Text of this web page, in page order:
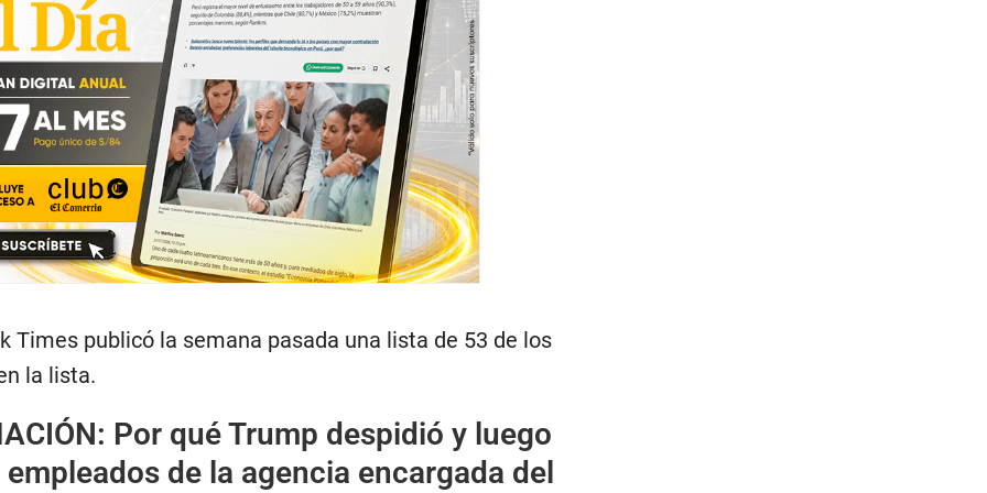
Times publicó la semana pasada una lista de 53 de los
la lista.
Por qué Trump despidió y luego
de la agencia encargada del